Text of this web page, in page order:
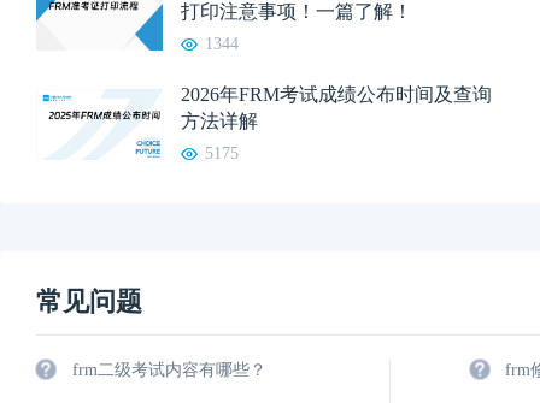
打印注意事项！一篇了解！
1344
2026年FRM考试成绩公布时间及查询
方法详解
5175
常见问题
frm二级考试内容有哪些？ frm